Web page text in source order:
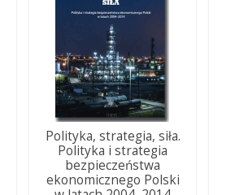
Polityka, strategia, siła.
Polityka i strategia
bezpieczeństwa
ekonomicznego Polski